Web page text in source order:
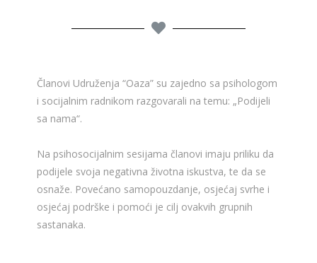
Članovi Udruženja “Oaza” su zajedno sa psihologom
i socijalnim radnikom razgovarali na temu: „Podijeli
sa nama“.
Na psihosocijalnim sesijama članovi imaju priliku da
podijele svoja negativna životna iskustva, te da se
osnaže. Povećano samopouzdanje, osjećaj svrhe i
osjećaj podrške i pomoći je cilj ovakvih grupnih
sastanaka.